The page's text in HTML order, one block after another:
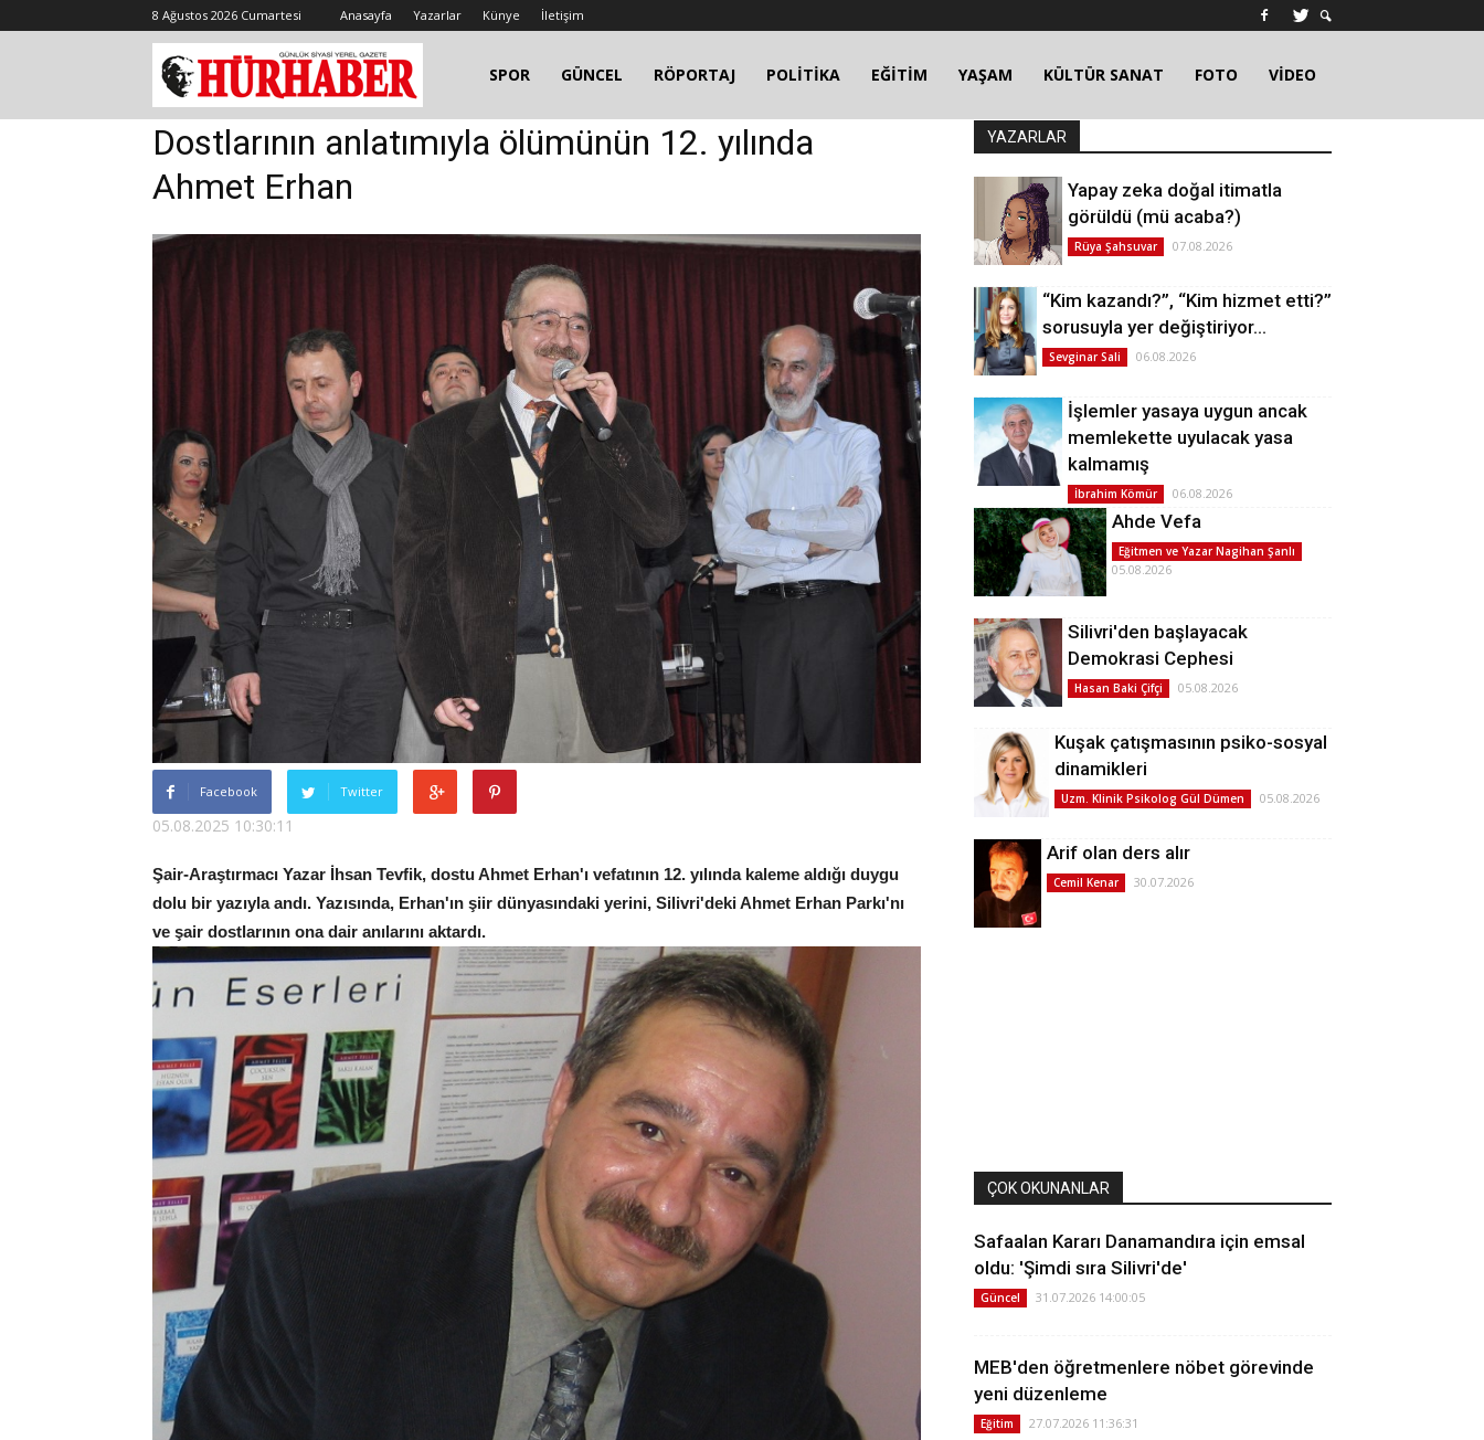
8 Ağustos 2026 Cumartesi Anasayfa Yazarlar Künye İletişim
SPOR GÜNCEL RÖPORTAJ POLİTİKA EĞİTİM YAŞAM KÜLTÜR SANAT FOTO VİDEO
Dostlarının anlatımıyla ölümünün 12. yılında
Ahmet Erhan
Facebook Twitter
05.08.2025 10:30:11
Şair-Araştırmacı Yazar İhsan Tevfik, dostu Ahmet Erhan'ı vefatının 12. yılında kaleme aldığı duygu
dolu bir yazıyla andı. Yazısında, Erhan'ın şiir dünyasındaki yerini, Silivri'deki Ahmet Erhan Parkı'nı
ve şair dostlarının ona dair anılarını aktardı.
YAZARLAR
Yapay zeka doğal itimatla
görüldü (mü acaba?)
Rüya Şahsuvar 07.08.2026
“Kim kazandı?”, “Kim hizmet etti?”
sorusuyla yer değiştiriyor…
Sevginar Sali 06.08.2026
İşlemler yasaya uygun ancak
memlekette uyulacak yasa
kalmamış
İbrahim Kömür 06.08.2026
Ahde Vefa
Eğitmen ve Yazar Nagihan Şanlı
05.08.2026
Silivri'den başlayacak
Demokrasi Cephesi
Hasan Baki Çifçi 05.08.2026
Kuşak çatışmasının psiko-sosyal
dinamikleri
Uzm. Klinik Psikolog Gül Dümen 05.08.2026
Arif olan ders alır
Cemil Kenar 30.07.2026
ÇOK OKUNANLAR
Safaalan Kararı Danamandıra için emsal
oldu: 'Şimdi sıra Silivri'de'
Güncel 31.07.2026 14:00:05
MEB'den öğretmenlere nöbet görevinde
yeni düzenleme
Eğitim 27.07.2026 11:36:31